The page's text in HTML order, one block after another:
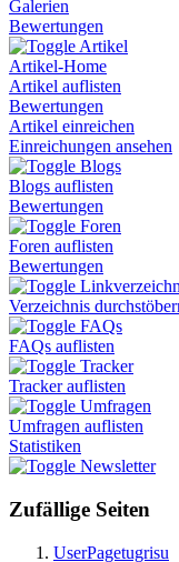
Galerien
Bewertungen
Artikel
Artikel-Home
Artikel auflisten
Bewertungen
Artikel einreichen
Einreichungen ansehen
Blogs
Blogs auflisten
Bewertungen
Foren
Foren auflisten
Bewertungen
Verzeichnis
FAQs
FAQs auflisten
Tracker
Tracker auflisten
Umfragen
Umfragen auflisten
Statistiken
Newsletter
Zufällige Seiten
UserPagetugrisu